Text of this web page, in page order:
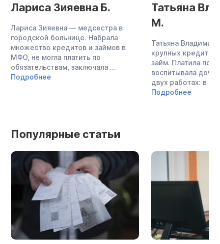
Лариса Зияевна Б.
Лариса Зияевна — медсестра в
городской больнице. Набрала
множество кредитов и займов в
МФО, не могла платить по
обязательствам, заключала ...
Подробнее
Татьяна
М.
Татьяна
крупных кредита
займ. Платила по
воспитывала дочь,
двух работах: в ...
Подробнее
Популярные статьи